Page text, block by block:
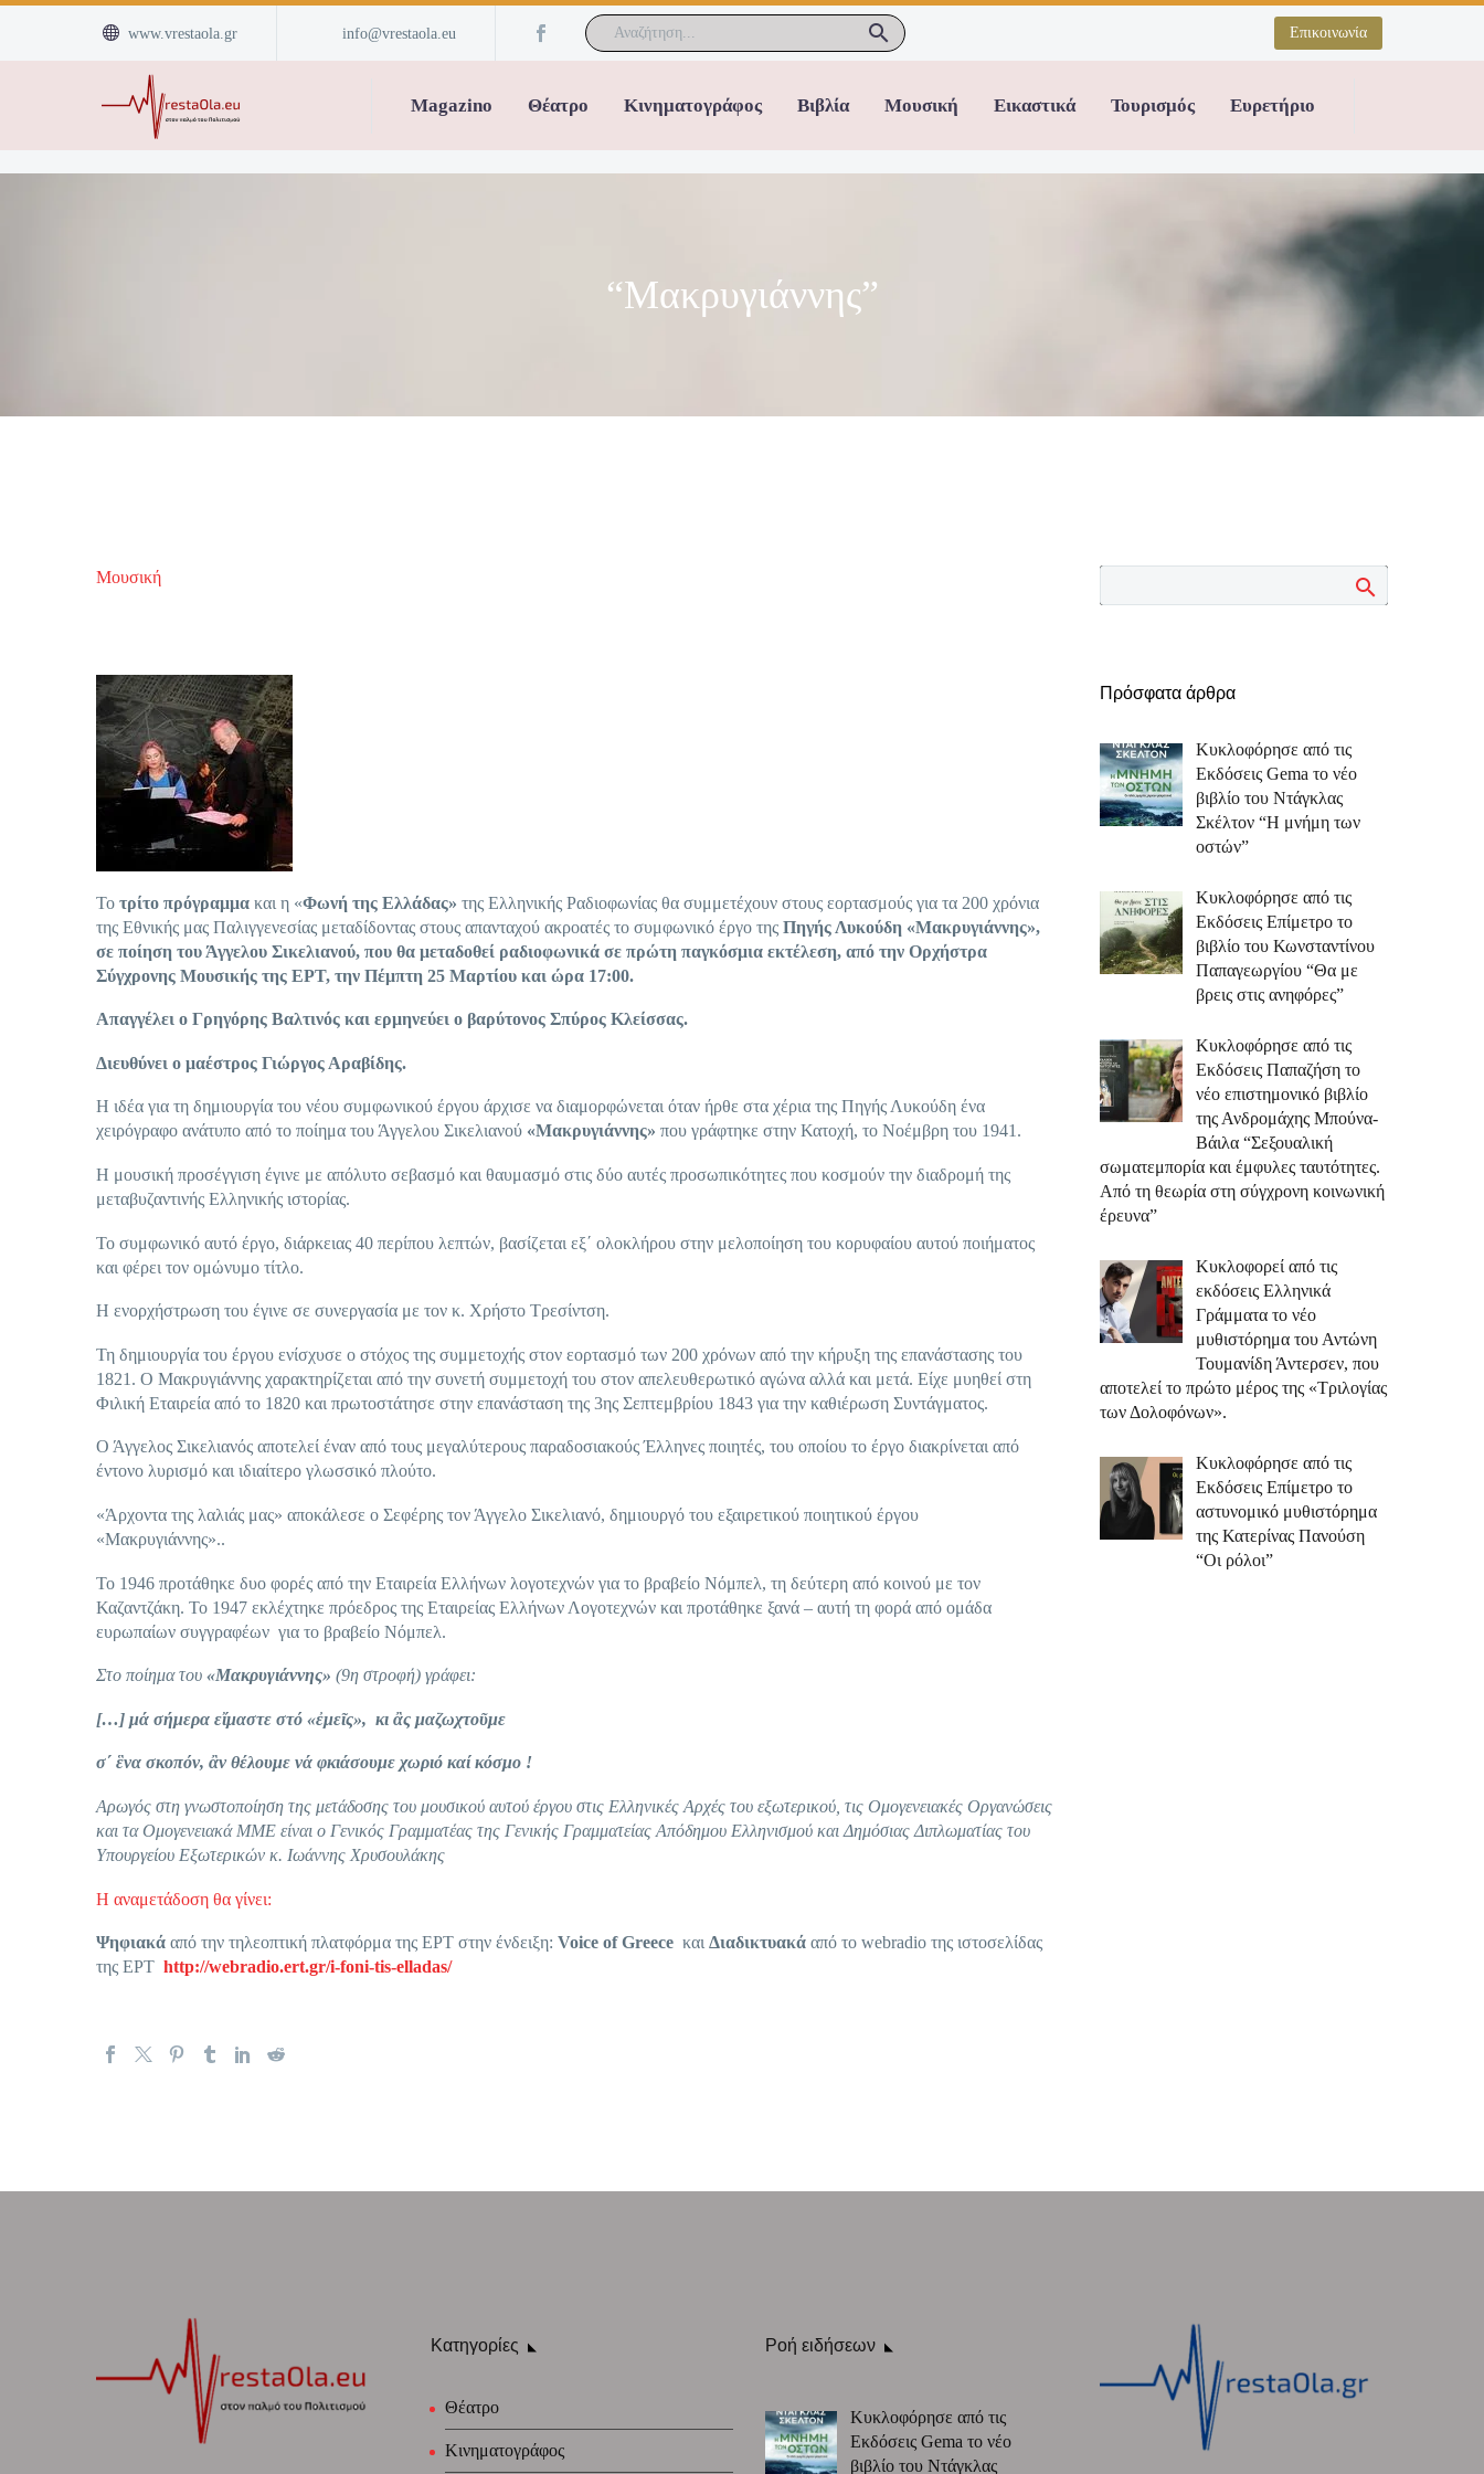

 www.vrestaola.gr info@vrestaola.eu Επικοινωνία
Magazino Θέατρο Κινηματογράφος Βιβλία Μουσική Εικαστικά Τουρισμός Ευρετήριο
“Μακρυγιάννης”
Μουσική
Το τρίτο πρόγραμμα και η «Φωνή της Ελλάδας» της Ελληνικής Ραδιοφωνίας θα συμμετέχουν στους εορτασμούς για τα 200 χρόνια
της Εθνικής μας Παλιγγενεσίας μεταδίδοντας στους απανταχού ακροατές το συμφωνικό έργο της Πηγής Λυκούδη «Μακρυγιάννης»,
σε ποίηση του Άγγελου Σικελιανού, που θα μεταδοθεί ραδιοφωνικά σε πρώτη παγκόσμια εκτέλεση, από την Ορχήστρα
Σύγχρονης Μουσικής της ΕΡΤ, την Πέμπτη 25 Μαρτίου και ώρα 17:00.
Απαγγέλει ο Γρηγόρης Βαλτινός και ερμηνεύει ο βαρύτονος Σπύρος Κλείσσας.
Διευθύνει ο μαέστρος Γιώργος Αραβίδης.
Η ιδέα για τη δημιουργία του νέου συμφωνικού έργου άρχισε να διαμορφώνεται όταν ήρθε στα χέρια της Πηγής Λυκούδη ένα
χειρόγραφο ανάτυπο από το ποίημα του Άγγελου Σικελιανού «Μακρυγιάννης» που γράφτηκε στην Κατοχή, το Νοέμβρη του 1941.
Η μουσική προσέγγιση έγινε με απόλυτο σεβασμό και θαυμασμό στις δύο αυτές προσωπικότητες που κοσμούν την διαδρομή της
μεταβυζαντινής Ελληνικής ιστορίας.
Το συμφωνικό αυτό έργο, διάρκειας 40 περίπου λεπτών, βασίζεται εξ΄ ολοκλήρου στην μελοποίηση του κορυφαίου αυτού ποιήματος
και φέρει τον ομώνυμο τίτλο.
Η ενορχήστρωση του έγινε σε συνεργασία με τον κ. Χρήστο Τρεσίντση.
Τη δημιουργία του έργου ενίσχυσε ο στόχος της συμμετοχής στον εορτασμό των 200 χρόνων από την κήρυξη της επανάστασης του
1821. Ο Μακρυγιάννης χαρακτηρίζεται από την συνετή συμμετοχή του στον απελευθερωτικό αγώνα αλλά και μετά. Είχε μυηθεί στη
Φιλική Εταιρεία από το 1820 και πρωτοστάτησε στην επανάσταση της 3ης Σεπτεμβρίου 1843 για την καθιέρωση Συντάγματος.
Ο Άγγελος Σικελιανός αποτελεί έναν από τους μεγαλύτερους παραδοσιακούς Έλληνες ποιητές, του οποίου το έργο διακρίνεται από
έντονο λυρισμό και ιδιαίτερο γλωσσικό πλούτο.
«Άρχοντα της λαλιάς μας» αποκάλεσε ο Σεφέρης τον Άγγελο Σικελιανό, δημιουργό του εξαιρετικού ποιητικού έργου
«Μακρυγιάννης»..
Το 1946 προτάθηκε δυο φορές από την Εταιρεία Ελλήνων λογοτεχνών για το βραβείο Νόμπελ, τη δεύτερη από κοινού με τον
Καζαντζάκη. Το 1947 εκλέχτηκε πρόεδρος της Εταιρείας Ελλήνων Λογοτεχνών και προτάθηκε ξανά – αυτή τη φορά από ομάδα
ευρωπαίων συγγραφέων για το βραβείο Νόμπελ.
Στο ποίημα του «Μακρυγιάννης» (9η στροφή) γράφει:
[…] μά σήμερα εἴμαστε στό «ἐμεῖς», κι ἂς μαζωχτοῦμε
σ΄ ἓνα σκοπόν, ἂν θέλουμε νά φκιάσουμε χωριό καί κόσμο !
Αρωγός στη γνωστοποίηση της μετάδοσης του μουσικού αυτού έργου στις Ελληνικές Αρχές του εξωτερικού, τις Ομογενειακές Οργανώσεις
και τα Ομογενειακά ΜΜΕ είναι ο Γενικός Γραμματέας της Γενικής Γραμματείας Απόδημου Ελληνισμού και Δημόσιας Διπλωματίας του
Υπουργείου Εξωτερικών κ. Ιωάννης Χρυσουλάκης
Η αναμετάδοση θα γίνει:
Ψηφιακά από την τηλεοπτική πλατφόρμα της ΕΡΤ στην ένδειξη: Voice of Greece και Διαδικτυακά από το webradio της ιστοσελίδας
της ΕΡΤ http://webradio.ert.gr/i-foni-tis-elladas/
Πρόσφατα άρθρα
Κυκλοφόρησε από τις
Εκδόσεις Gema το νέο
βιβλίο του Ντάγκλας
Σκέλτον “Η μνήμη των
οστών”
Κυκλοφόρησε από τις
Εκδόσεις Επίμετρο το
βιβλίο του Κωνσταντίνου
Παπαγεωργίου “Θα με
βρεις στις ανηφόρες”
Κυκλοφόρησε από τις
Εκδόσεις Παπαζήση το
νέο επιστημονικό βιβλίο
της Ανδρομάχης Μπούνα-
Βάιλα “Σεξουαλική
σωματεμπορία και έμφυλες ταυτότητες.
Από τη θεωρία στη σύγχρονη κοινωνική
έρευνα”
Κυκλοφορεί από τις
εκδόσεις Ελληνικά
Γράμματα το νέο
μυθιστόρημα του Αντώνη
Τουμανίδη Άντερσεν, που
αποτελεί το πρώτο μέρος της «Τριλογίας
των Δολοφόνων».
Κυκλοφόρησε από τις
Εκδόσεις Επίμετρο το
αστυνομικό μυθιστόρημα
της Κατερίνας Πανούση
“Οι ρόλοι”
Κατηγορίες
Θέατρο
Κινηματογράφος
Ροή ειδήσεων
Κυκλοφόρησε από τις
Εκδόσεις Gema το νέο
βιβλίο του Ντάγκλας